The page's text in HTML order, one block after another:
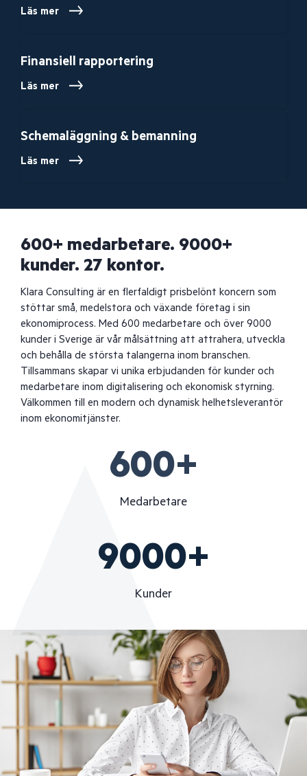
Läs mer
Finansiell rapportering
Läs mer
Schemaläggning & bemanning
Läs mer
600+ medarbetare. 9000+
kunder. 27 kontor.
Klara Consulting är en flerfaldigt prisbelönt koncern som
stöttar små, medelstora och växande företag i sin
ekonomiprocess. Med 600 medarbetare och över 9000
kunder i Sverige är vår målsättning att attrahera, utveckla
och behålla de största talangerna inom branschen.
Tillsammans skapar vi unika erbjudanden för kunder och
medarbetare inom digitalisering och ekonomisk styrning.
Välkommen till en modern och dynamisk helhetsleverantör
inom ekonomitjänster.
600+
Medarbetare
9000+
Kunder